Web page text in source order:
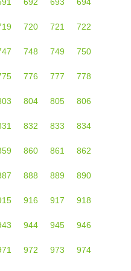
720 721 722
748 749 750
776 777 778
804 805 806
832 833 834
860 861 862
888 889 890
916 917 918
944 945 946
972 973 974